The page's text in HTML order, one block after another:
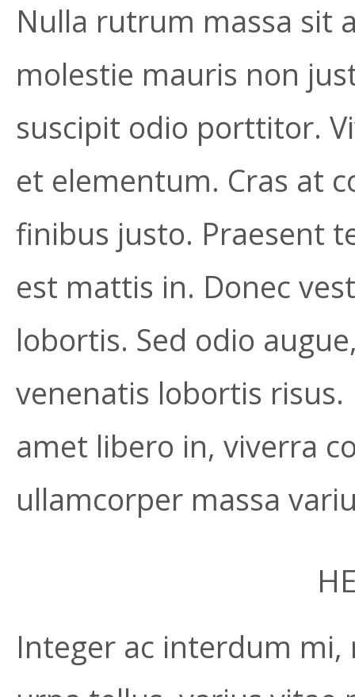
Nulla rutrum massa sit
molestie mauris non
suscipit odio porttitor.
et elementum. Cras at
finibus justo. Praesent
est mattis in. Donec
lobortis. Sed odio
venenatis lobortis
amet libero in, viverra
ullamcorper massa
Integer ac interdum